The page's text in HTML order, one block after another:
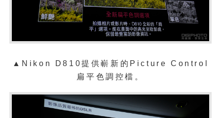
▲ Nikon D810提供嶄新的Picture Control
扁平色調控檔。